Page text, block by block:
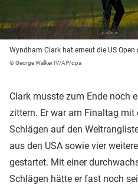
Wyndham Clark hat erneut die US Open
© George Walker IV/AP/dpa
Clark musste zum Ende noch
zittern. Er war am Finaltag
Schlägen auf den
aus den USA sowie vier
gestartet. Mit einer
Schlägen hätte er fast noch